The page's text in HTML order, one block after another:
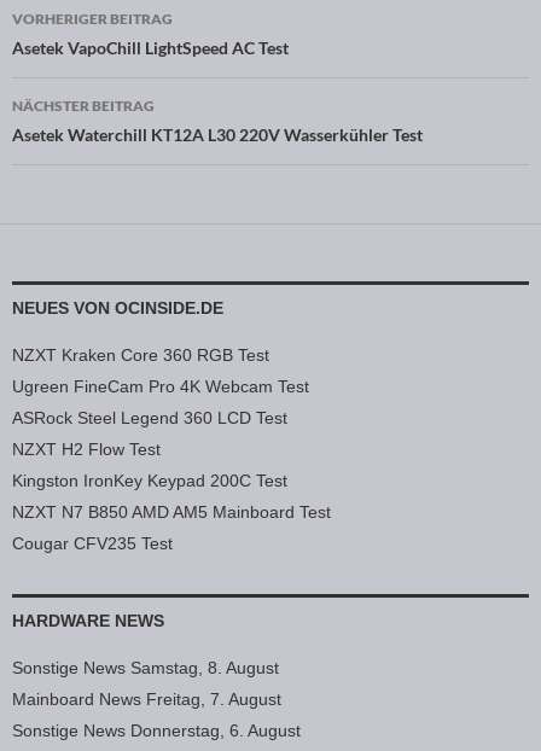
Beitragsnavigation
VORHERIGER BEITRAG
Asetek VapoChill LightSpeed AC Test
NÄCHSTER BEITRAG
Asetek Waterchill KT12A L30 220V Wasserkühler Test
NEUES VON OCINSIDE.DE
NZXT Kraken Core 360 RGB Test
Ugreen FineCam Pro 4K Webcam Test
ASRock Steel Legend 360 LCD Test
NZXT H2 Flow Test
Kingston IronKey Keypad 200C Test
NZXT N7 B850 AMD AM5 Mainboard Test
Cougar CFV235 Test
HARDWARE NEWS
Sonstige News Samstag, 8. August
Mainboard News Freitag, 7. August
Sonstige News Donnerstag, 6. August